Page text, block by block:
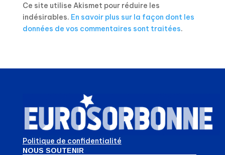
Ce site utilise Akismet pour réduire les
indésirables. En savoir plus sur la façon dont les
données de vos commentaires sont traitées.
Politique de confidentialité
NOUS SOUTENIR